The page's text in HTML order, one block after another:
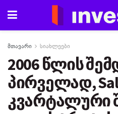
მთავარი სიახლეები
2006 წლის
პირველად,
კვარტალური